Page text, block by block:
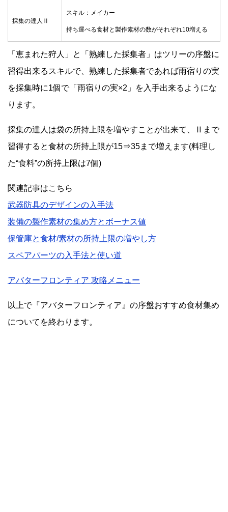
採集の達人Ⅱ
スキル：メイカー
持ち運べる食材と製作素材の数がそれぞれ10増える
「恵まれた狩人」と「熟練した採集者」はツリーの序盤に
習得出来るスキルで、熟練した採集者であれば雨宿りの実
を採集時に1個で「雨宿りの実×2」を入手出来るようにな
ります。
採集の達人は袋の所持上限を増やすことが出来て、Ⅱまで
習得すると食材の所持上限が15⇒35まで増えます(料理し
た“食料”の所持上限は7個)
関連記事はこちら
武器防具のデザインの入手法
装備の製作素材の集め方とボーナス値
保管庫と食材/素材の所持上限の増やし方
スペアパーツの入手法と使い道
アバターフロンティア 攻略メニュー
以上で『アバターフロンティア』の序盤おすすめ食材集め
についてを終わります。